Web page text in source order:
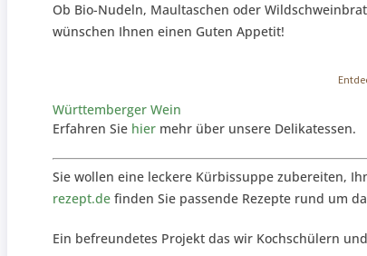
Ob Bio-Nudeln, Maultaschen oder
wünschen Ihnen einen Guten Appetit!
Württemberger Wein
Erfahren Sie hier mehr über unsere Delikatessen.
Sie wollen eine leckere Kürbissuppe zubereiten,
rezept.de finden Sie passende Rezepte rund um
Ein befreundetes Projekt das wir Kochschülern